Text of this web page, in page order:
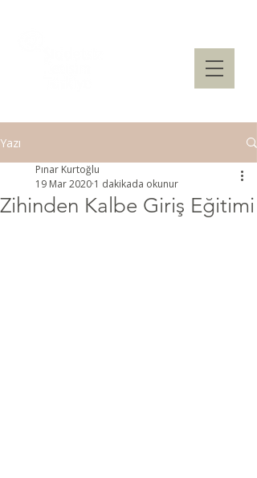
Yazı
Zihinden Kalbe Giriş Eğitimi
Pınar Kurtoğlu
19 Mar 2020 1 dakikada okunur